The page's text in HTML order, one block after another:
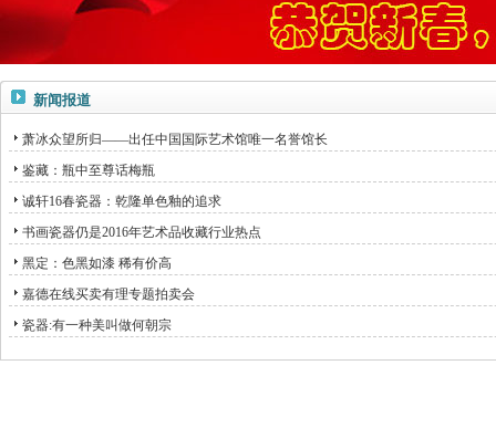
新闻报道
萧冰众望所归——出任中国国际艺术馆唯一名誉馆长
鉴藏：瓶中至尊话梅瓶
诚轩16春瓷器：乾隆单色釉的追求
书画瓷器仍是2016年艺术品收藏行业热点
黑定：色黑如漆 稀有价高
嘉德在线买卖有理专题拍卖会
瓷器:有一种美叫做何朝宗